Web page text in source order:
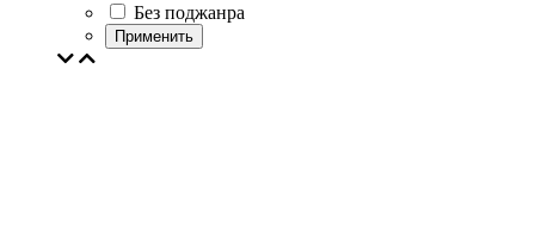
Без поджанра
Применить